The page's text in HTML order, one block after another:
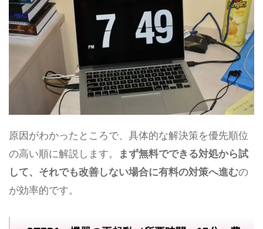
原因がわかったところで、具体的な解決策を優先順位
の高い順に解説します。
まず無料でできる対処から試
して、それでも改善しない場合に有料の対策へ進むの
が効率的です。